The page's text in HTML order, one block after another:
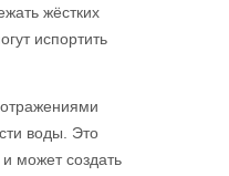
жёстких
испортить
воды. Это
может создать